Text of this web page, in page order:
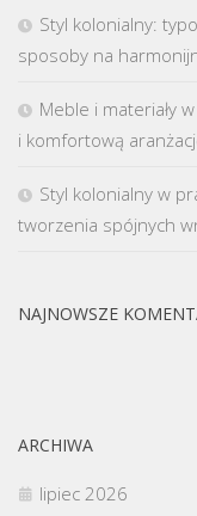
Styl kolonialny:
sposoby na
Meble i materiały
i komfortową
Styl kolonialny w
tworzenia spójnych
NAJNOWSZE
ARCHIWA
lipiec 2026